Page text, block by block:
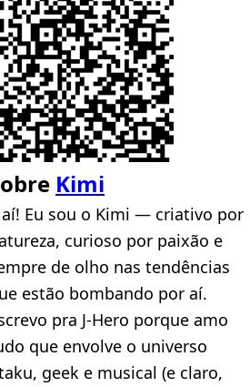
Kimi
aí! Eu sou o Kimi — criativo por
curioso por paixão e
de olho nas tendências
estão bombando por aí.
pra J-Hero porque amo
que envolve o universo
geek e musical (e claro,